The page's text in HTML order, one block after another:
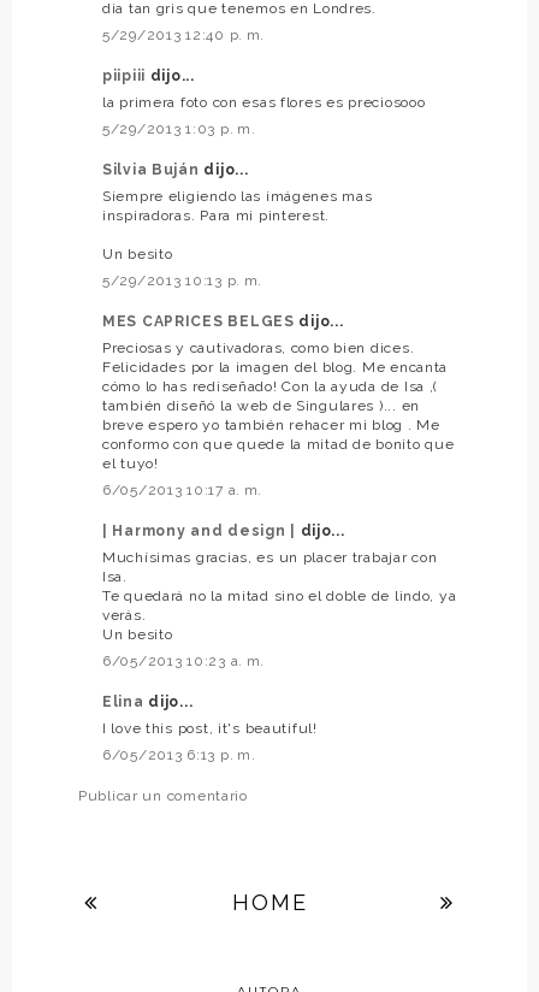
dia tan gris que tenemos en Londres.
5/29/2013 12:40 p. m.
piipiii dijo...
la primera foto con esas flores es preciosooo
5/29/2013 1:03 p. m.
Silvia Buján dijo...
Siempre eligiendo las imágenes mas
inspiradoras. Para mi pinterest.
Un besito
5/29/2013 10:13 p. m.
MES CAPRICES BELGES dijo...
Preciosas y cautivadoras, como bien dices.
Felicidades por la imagen del blog. Me encanta
cómo lo has rediseñado! Con la ayuda de Isa ,(
también diseñó la web de Singulares )... en
breve espero yo también rehacer mi blog . Me
conformo con que quede la mitad de bonito que
el tuyo!
6/05/2013 10:17 a. m.
| Harmony and design |
dijo...
Muchísimas gracias, es un placer trabajar con
Isa.
Te quedará no la mitad sino el doble de lindo, ya
verás.
Un besito
6/05/2013 10:23 a. m.
Elina dijo...
I love this post, it's beautiful!
6/05/2013 6:13 p. m.
Publicar un comentario
HOME